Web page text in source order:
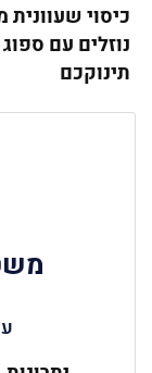
כיסוי
נוזלים עם
תינוקכם